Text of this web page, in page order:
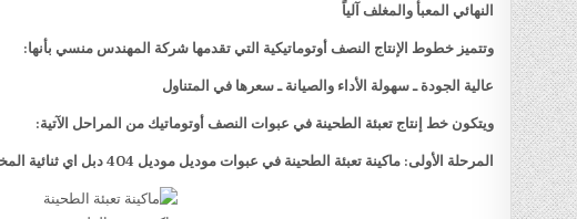
النهائي المعبأ والمغلف آلياً
وتتميز خطوط الإنتاج النصف أوتوماتيكية التي تقدمها شركة المهندس منسي بأنها:
عالية الجودة ـ سهولة الأداء والصيانة ـ سعرها في المتناول
ويتكون خط إنتاج تعبئة الطحينة في عبوات النصف أوتوماتيك من المراحل الآتية:
المرحلة الأولى: ماكينة تعبئة الطحينة في عبوات موديل موديل 404 دبل اي ثنائية المخرج ماركة مهندس منسي